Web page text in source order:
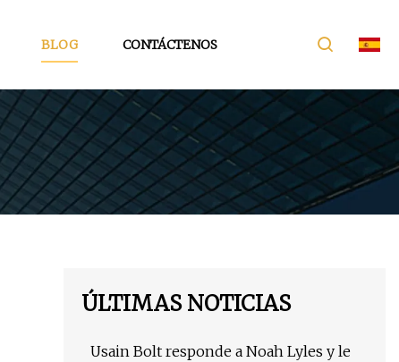
BLOG CONTÁCTENOS
ÚLTIMAS NOTICIAS
Usain Bolt responde a Noah Lyles y le